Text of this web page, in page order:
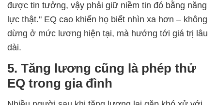
được tin tưởng, vậy phải giữ niềm tin đó bằng năng
lực thật." EQ cao khiến họ biết nhìn xa hơn – không
dừng ở mức lương hiện tại, mà hướng tới giá trị lâu
dài.
5. Tăng lương cũng là phép thử
EQ trong gia đình